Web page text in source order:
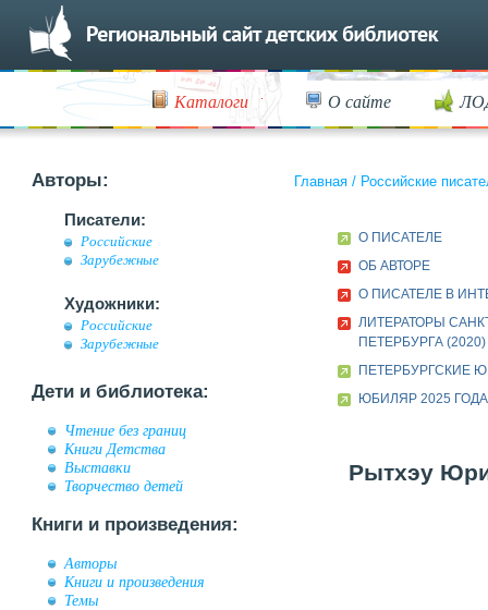
Каталоги О сайте
Авторы:
Писатели:
Российские
Зарубежные
Художники:
Российские
Зарубежные
Дети и библиотека:
Чтение без границ
Книги Детства
Выставки
Творчество детей
Книги и произведения:
Авторы
Книги и произведения
Темы
Главная / Российские
О ПИСАТЕЛЕ
ОБ АВТОРЕ
О ПИСАТЕЛЕ В
ЛИТЕРАТОРЫ
ПЕТЕРБУРГА (2020)
ПЕТЕРБУРГСКИЕ
ЮБИЛЯР 2025 ГОДА
Рытхэу